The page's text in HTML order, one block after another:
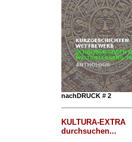
nachDRUCK # 2
KULTURA-EXTRA
durchsuchen...